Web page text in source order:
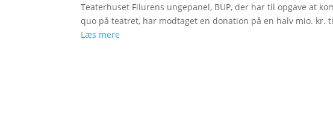
Teaterhuset Filurens ungepanel, BUP, der har til opgave at
quo på teatret, har modtaget en donation på en halv mio. kr.
Læs mere